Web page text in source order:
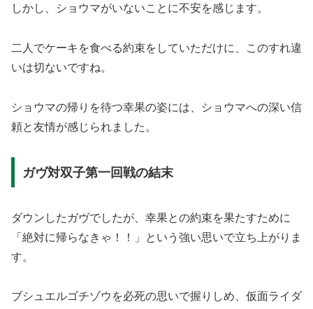
しかし、ショウマがいないことに不安を感じます。
二人でケーキを食べる約束をしていただけに、このすれ違
いは切ないですね。
ショウマの帰りを待つ幸果の姿には、ショウマへの深い信
頼と友情が感じられました。
ガヴ対双子第一回戦の結末
ダウンしたガヴでしたが、幸果との約束を果たすために
「絶対に帰らなきゃ！！」という強い思いで立ち上がりま
す。
ブシュエルゴチゾウを必死の思いで握りしめ、仮面ライダ